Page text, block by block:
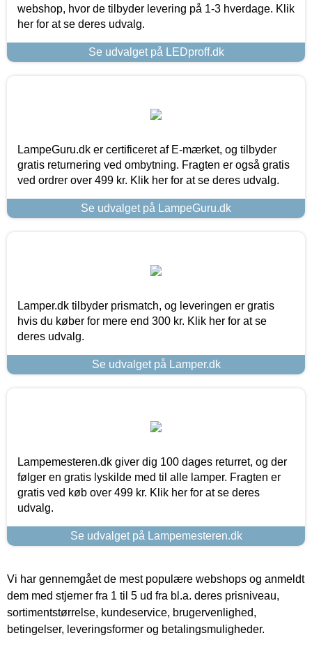
webshop, hvor de tilbyder levering på 1-3 hverdage. Klik
her for at se deres udvalg.
Se udvalget på LEDproff.dk
LampeGuru.dk er certificeret af E-mærket, og tilbyder
gratis returnering ved ombytning. Fragten er også gratis
ved ordrer over 499 kr. Klik her for at se deres udvalg.
Se udvalget på LampeGuru.dk
Lamper.dk tilbyder prismatch, og leveringen er gratis
hvis du køber for mere end 300 kr. Klik her for at se
deres udvalg.
Se udvalget på Lamper.dk
Lampemesteren.dk giver dig 100 dages returret, og der
følger en gratis lyskilde med til alle lamper. Fragten er
gratis ved køb over 499 kr. Klik her for at se deres
udvalg.
Se udvalget på Lampemesteren.dk
Vi har gennemgået de mest populære webshops og anmeldt
dem med stjerner fra 1 til 5 ud fra bl.a. deres prisniveau,
sortimentstørrelse, kundeservice, brugervenlighed,
betingelser, leveringsformer og betalingsmuligheder.